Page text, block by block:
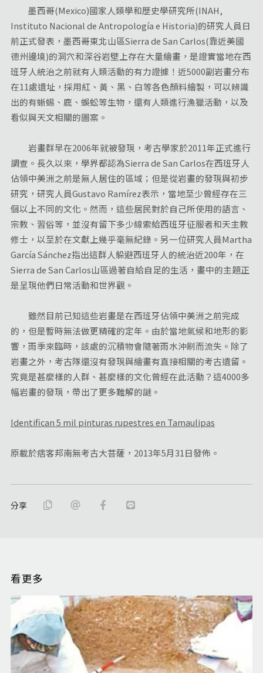
墨西哥(Mexico)國家人類學和歷史學研究所(INAH,
Instituto Nacional de Antropología e Historia)的研究人員日
前正式發表，墨西哥東北山區Sierra de San Carlos(靠近美國
德州邊境)的洞穴和深谷岩壁上存在大量繪畫，是證實當地在西
班牙人統治之前就有人類活動的有力證據！近5000副岩畫分布
在11處遺址，採用紅、黃、黑、白等各色顏料繪製，可以辨識
出的有蜥蜴、鹿、蜈蚣等生物，還有人類進行漁獵活動，以及
看似與天文相關的圖案。
岩畫群早在2006年就被發現，考古學家於2011年正式進行
調查。長久以來，學界都認為Sierra de San Carlos在西班牙人
佔領中美洲之前是無人居住的區域；但是從岩畫的發現與初步
研究，研究人員Gustavo Ramírez表示，當地至少曾經存在三
個以上不同的文化。然而，這些居民對於自己所使用的語言、
宗教、習俗等，並沒有留下多少線索給西班牙征服者和天主教
修士，以至於在文獻上幾乎毫無紀錄。另一位研究人員Martha
García Sánchez指出這群人躲避西班牙人的統治近200年，在
Sierra de San Carlos山區過著自給自足的生活，畫中的主題正
是呈現他們日常活動和世界觀。
雖然目前已知這些岩畫是在西班牙佔領中美洲之前完成
的，但是暫時無法做更精確的定年。由於當地氣候和地形的影
響，雨季來臨時，該處的沉積物會隨著雨水沖刷而流失。除了
岩畫之外，考古隊還沒有發現與繪畫有直接相關的考古遺留。
究竟是甚麼樣的人群、甚麼樣的文化曾經在此活動？這4000多
幅岩畫的發現，帶出了更多難解的謎。
Identifican 5 mil pinturas rupestres en Tamaulipas
原載於痞客邦南無考古大菩薩，2013年5月31日發佈。
分享
看更多